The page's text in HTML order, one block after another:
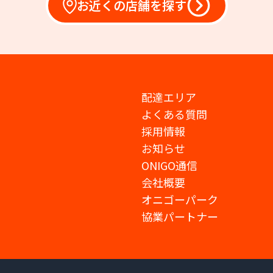
お近くの店舗を探す
配達エリア
よくある質問
採用情報
お知らせ
ONIGO通信
会社概要
オニゴーパーク
協業パートナー